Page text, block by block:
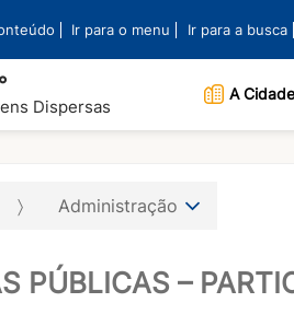
Ir para o menu Ir para a busca
Dispersas
A Cidade
Administração
PÚBLICAS –